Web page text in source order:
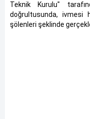
Teknik Kurulu"
doğrultusunda, ivmesi
şölenleri şeklinde